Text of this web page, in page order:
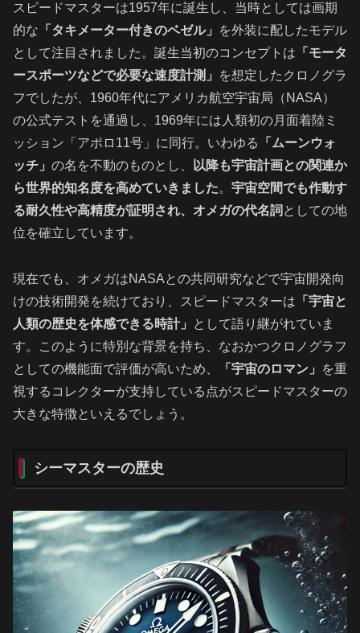
スピードマスターは1957年に誕生し、当時としては画期
的な 「タキメーター付きのベゼル」
を外装に配したモデル
として注目されました。誕生当初のコンセプトは 「モータ
ースポーツなどで必要な速度計測」
を想定したクロノグラ
フでしたが、1960年代にアメリカ航空宇宙局（NASA）
の公式テストを通過し、1969年には人類初の月面着陸ミ
ッション「アポロ11号」に同行。いわゆる
「ムーンウォ
ッチ」 の名を不動のものとし、
以降も宇宙計画との関連か
ら世界的知名度を高めていきました。 宇宙空間でも作動す
る耐久性や高精度が証明され、オメガの代名詞 としての地
位を確立しています。
現在でも、オメガはNASAとの共同研究などで宇宙開発向
けの技術開発を続けており、スピードマスターは 「宇宙と
人類の歴史を体感できる時計」
として語り継がれていま
す。このように特別な背景を持ち、なおかつクロノグラフ
としての機能面で評価が高いため、
「宇宙のロマン」
を重
視するコレクターが支持している点がスピードマスターの
大きな特徴といえるでしょう。
シーマスターの歴史